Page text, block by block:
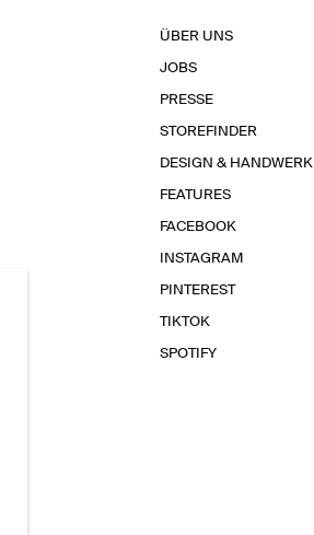
ÜBER UNS
JOBS
PRESSE
STOREFINDER
DESIGN & HANDWERK
FEATURES
FACEBOOK
INSTAGRAM
PINTEREST
TIKTOK
SPOTIFY